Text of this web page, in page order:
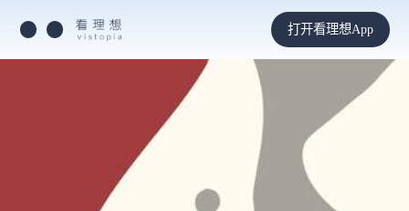
打开看理想App